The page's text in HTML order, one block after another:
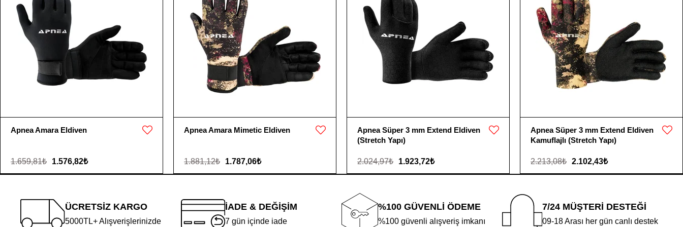
Apnea Amara Eldiven
1.576,82₺
1.659,81₺
Apnea Amara Mimetic Eldiven
1.787,06₺
1.881,12₺
Apnea Süper 3 mm Extend Eldiven
(Stretch Yapı)
1.923,72₺
2.024,97₺
Apnea Süper 3 mm Extend Eldiven
Kamuflajlı (Stretch Yapı)
2.102,43₺
2.213,08₺
ÜCRETSİZ KARGO
5000TL+ Alışverişlerinizde
İADE & DEĞİŞİM
7 gün içinde iade
%100 GÜVENLİ ÖDEME
%100 güvenli alışveriş imkanı
7/24 MÜŞTERİ DESTEĞİ
09-18 Arası her gün canlı destek